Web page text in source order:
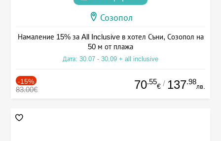
Созопол
Намаление 15% за All Inclusive в хотел Съни, Созопол на
50 м от плажа
Дата: 30.07 - 30.09 + all inclusive
-15%
83.00€ 70.55
€ / 137.98
лв.